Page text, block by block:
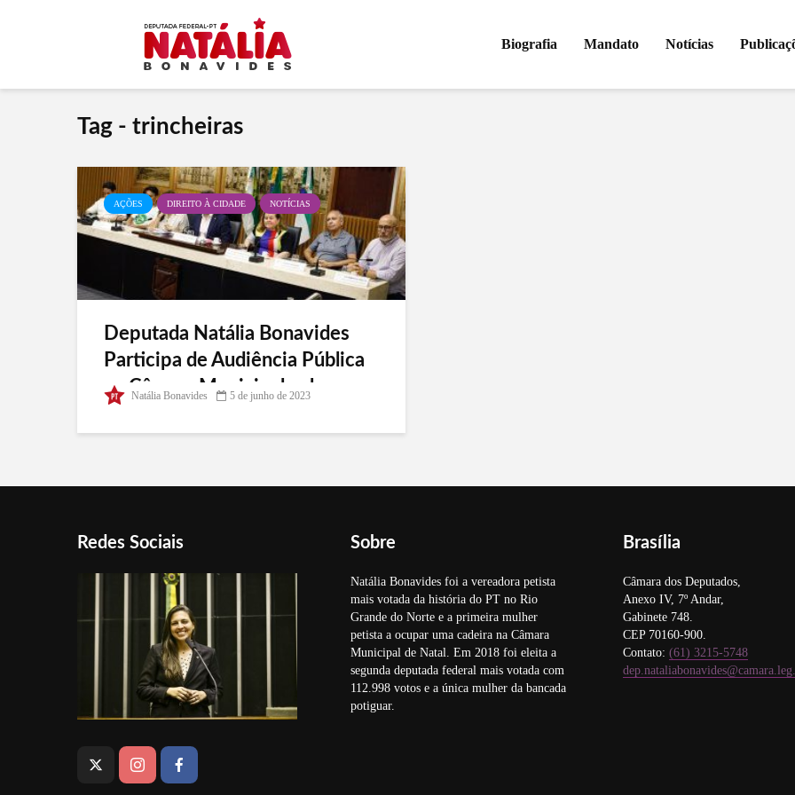
Biografia Mandato Notícias
Tag - trincheiras
AÇÕES DIREITO À CIDADE NOTÍCIAS
Deputada Natália Bonavides
Participa de Audiência Pública
na Câmara Municipal sobre
Natália Bonavides 5 de junho de 2023
Redes Sociais Sobre
Natália Bonavides foi a vereadora petista
mais votada da história do PT no Rio
Grande do Norte e a primeira mulher
petista a ocupar uma cadeira na Câmara
Municipal de Natal. Em 2018 foi eleita a
segunda deputada federal mais votada com
112.998 votos e a única mulher da bancada
potiguar.
Brasília
Câmara dos Deputados,
Anexo IV, 7º Andar,
Gabinete 748.
CEP 70160-900.
Contato: (61) 3215-5748